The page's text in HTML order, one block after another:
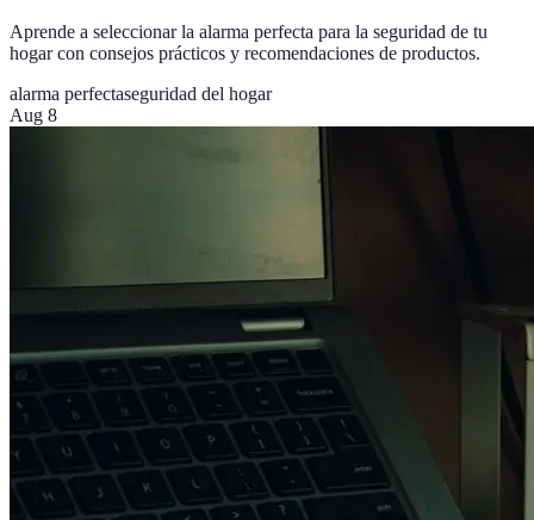
Aprende a seleccionar la alarma perfecta para la seguridad de tu
hogar con consejos prácticos y recomendaciones de productos.
alarma perfectaseguridad del hogar
Aug 8